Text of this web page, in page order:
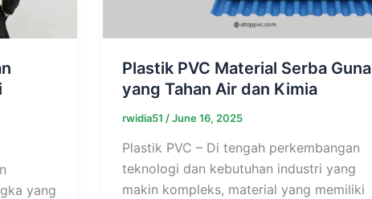
yang
Plastik PVC Material Serba Guna
yang Tahan Air dan Kimia
rwidia51 /June 16, 2025
Plastik PVC – Di tengah perkembangan
teknologi dan kebutuhan industri yang
makin kompleks, material yang memiliki